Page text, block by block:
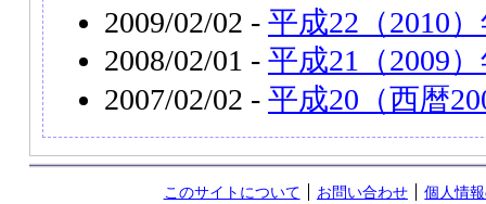
2009/02/02 - 平成22（2010
2008/02/01 - 平成21（2009
2007/02/02 - 平成20（西暦
このサイトについて お問い合わせ 個人情